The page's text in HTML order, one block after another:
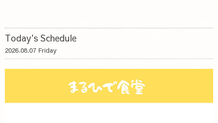
Today's Schedule
2026.08.07 Friday